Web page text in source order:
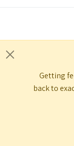
Getting
back to